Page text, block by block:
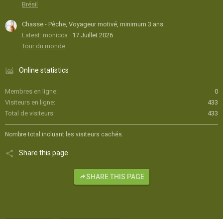
Brésil
Chasse - Pêche, Voyageur motivé, minimum 3 ans.
Latest: monicca
17 Juillet 2026
Tour du monde
Online statistics
Membres en ligne
0
Visiteurs en ligne
433
Total de visiteurs
433
Nombre total incluant les visiteurs cachés.
Share this page
SHARE THIS PAGE